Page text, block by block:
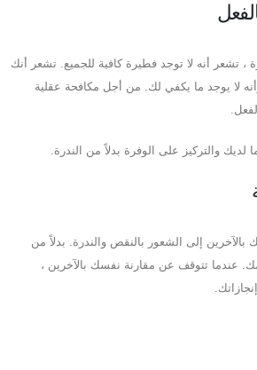
، تشعر أنه لا توجد فطيرة كافية للجميع. تشعر أنك
لا يوجد ما يكفي لك. من أجل مكافحة عقلية
والتركيز على الوفرة بدلاً من الندرة.
إلى الشعور بالنقص والندرة. بدلاً من
عندما تتوقف عن مقارنة نفسك بالآخرين ،